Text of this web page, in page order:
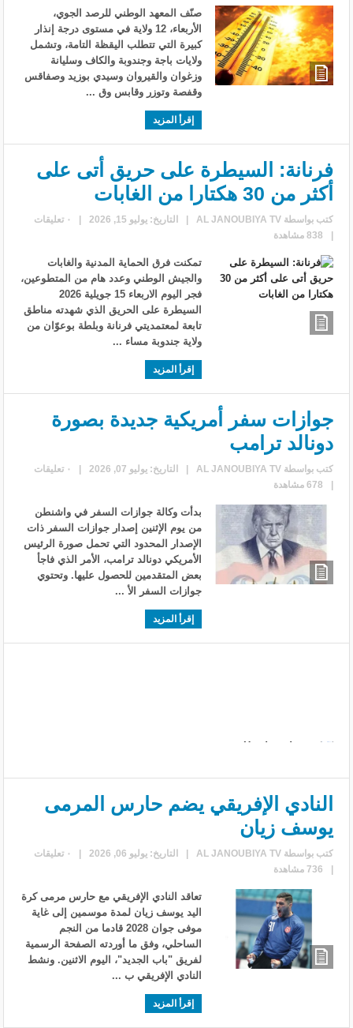
صنّف المعهد الوطني للرصد الجوي،
الأربعاء، 12 ولاية في مستوى درجة إنذار
كبيرة التي تتطلب اليقظة التامة، وتشمل
ولايات باجة وجندوبة والكاف وسليانة
وزغوان والقيروان وسيدي بوزيد وصفاقس
وقفصة وتوزر وقابس وق ...
إقرأ المزيد
فرنانة: السيطرة على حريق أتى على
أكثر من 30 هكتارا من الغابات
كتب بواسطةAL JANOUBIYA TV
| التاريخ: يوليو 15, 2026 |
٠ تعليقات
|
838 مشاهدة
تمكنت فرق الحماية المدنية والغابات
والجيش الوطني وعدد هام من المتطوعين،
فجر اليوم الاربعاء 15 جويلية 2026
السيطرة على الحريق الذي شهدته مناطق
تابعة لمعتمديتي فرنانة وبلطة بوعوّان من
ولاية جندوبة مساء ...
إقرأ المزيد
جوازات سفر أمريكية جديدة بصورة
دونالد ترامب
كتب بواسطةAL JANOUBIYA TV
| التاريخ: يوليو 07, 2026 |
٠ تعليقات
|
678 مشاهدة
بدأت وكالة جوازات السفر في واشنطن
من يوم الإثنين إصدار جوازات السفر ذات
الإصدار المحدود التي تحمل صورة الرئيس
الأمريكي دونالد ترامب، الأمر الذي فاجأ
بعض المتقدمين للحصول عليها. وتحتوي
جوازات السفر الأ ...
إقرأ المزيد
النادي الإفريقي يضم حارس المرمى
يوسف زيان
كتب بواسطةAL JANOUBIYA TV
| التاريخ: يوليو 06, 2026 |
٠ تعليقات
|
736 مشاهدة
تعاقد النادي الإفريقي مع حارس مرمى كرة
اليد يوسف زيان لمدة موسمين إلى غاية
موفى جوان 2028 قادما من النجم
الساحلي، وفق ما أوردته الصفحة الرسمية
لفريق "باب الجديد"، اليوم الاثنين. ونشط
النادي الإفريقي ب ...
إقرأ المزيد